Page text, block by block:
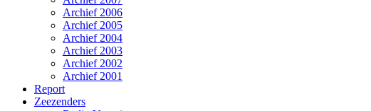
Archief 2006
Archief 2005
Archief 2004
Archief 2003
Archief 2002
Archief 2001
Report
Zeezenders